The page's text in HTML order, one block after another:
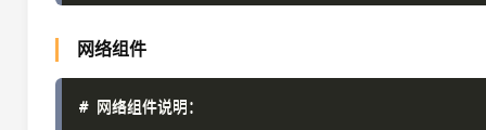
网络组件
# 网络组件说明：